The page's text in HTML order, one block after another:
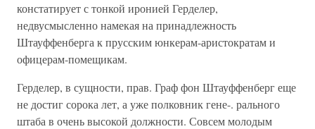
констатирует с тонкой иронией Герделер,
недвусмысленно намекая на принадлежность
Штауффенберга к прусским юнкерам-аристократам и
офицерам-помещикам.
Герделер, в сущности, прав. Граф фон Штауффенберг еще
не достиг сорока лет, а уже полковник гене-. рального
штаба в очень высокой должности. Совсем молодым